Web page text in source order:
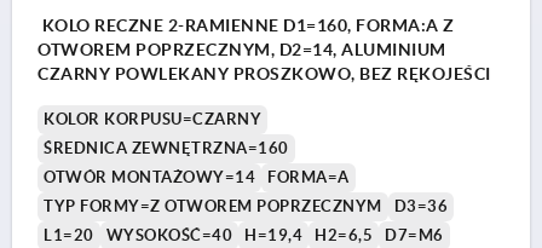
KOLO RECZNE 2-RAMIENNE D1=160, FORMA:A Z
OTWOREM POPRZECZNYM, D2=14, ALUMINIUM
CZARNY POWLEKANY PROSZKOWO, BEZ RĘKOJEŚCI
KOLOR KORPUSU=CZARNY
ŚREDNICA ZEWNĘTRZNA=160
OTWÓR MONTAŻOWY=14
FORMA=A
TYP FORMY=Z OTWOREM POPRZECZNYM
D3=36
L1=20
WYSOKOŚĆ=40 H=19,4 H2=6,5 D7=M6